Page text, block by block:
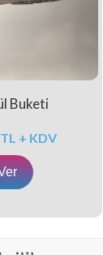
Buketi
+ KDV